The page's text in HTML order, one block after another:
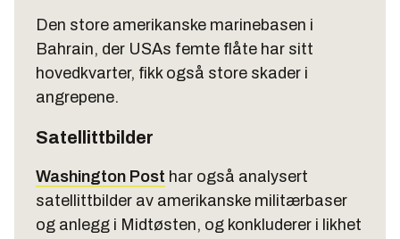
Den store amerikanske marinebasen i
Bahrain, der USAs femte flåte har sitt
hovedkvarter, fikk også store skader i
angrepene.
Satellittbilder
Washington Post har også analysert
satellittbilder av amerikanske militærbaser
og anlegg i Midtøsten, og konkluderer i likhet